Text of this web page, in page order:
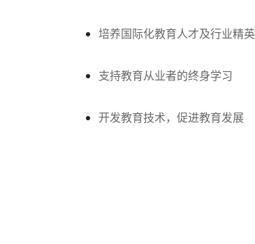
培养国际化教育人才及行业精英
支持教育从业者的终身学习
开发教育技术，促进教育发展